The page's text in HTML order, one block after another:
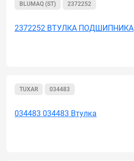
BLUMAQ (ST) 2372252
2372252 ВТУЛКА ПОДШИПНИКА
TUXAR 034483
034483 034483 Втулка